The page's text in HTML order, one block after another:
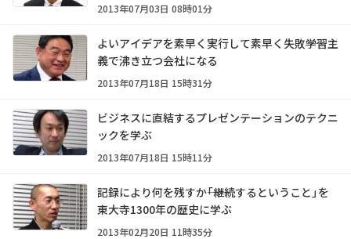
2013年07月03日 08時01分
よいアイデアを素早く実行して素早く失敗――学習主
義で沸き立つ会社になる
2013年07月18日 15時31分
ビジネスに直結するプレゼンテーションのテクニ
ックを学ぶ
2013年07月18日 15時11分
記録により何を残すか――「継続するということ」を
東大寺1300年の歴史に学ぶ
2013年02月20日 11時35分